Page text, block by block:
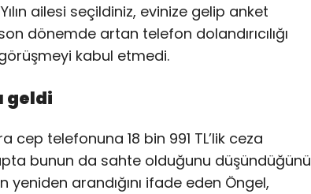
ailesi seçildiniz, evinize gelip anket
dönemde artan telefon dolandırıcılığı
kabul etmedi.
geldi
telefonuna 18 bin 991 TL’lik ceza
bunun da sahte olduğunu düşündüğünü
arandığını ifade eden Öngel,